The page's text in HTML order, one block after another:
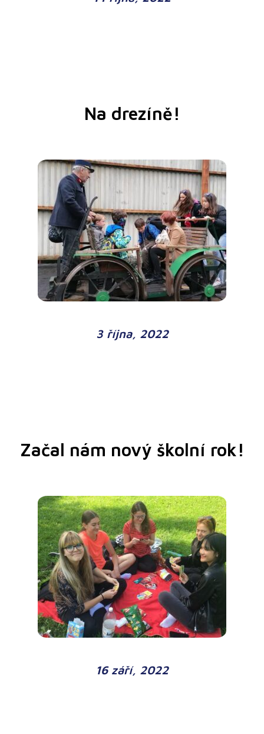
Na drezíně!
3 října, 2022
Začal nám nový školní rok!
16 září, 2022